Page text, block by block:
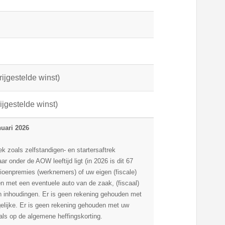
winst)
winst)
2026
zoals zelfstandigen- en startersaftrek
onder de AOW leeftijd ligt (in 2026 is dit 67
(werknemers) of uw eigen (fiscale)
met een eventuele auto van de zaak, (fiscaal)
Er is geen rekening gehouden met
Er is geen rekening gehouden met uw
op de algemene heffingskorting.